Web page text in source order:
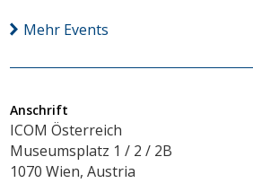
Mehr Events
Anschrift
ICOM Österreich
Museumsplatz 1 / 2 / 2B
1070 Wien, Austria